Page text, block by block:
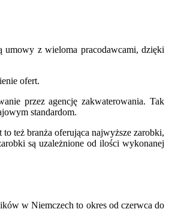
umowy z wieloma pracodawcami, dzięki
ofert.
przez agencję zakwaterowania. Tak
standardom.
też branża oferująca najwyższe zarobki,
są uzależnione od ilości wykonanej
w Niemczech to okres od czerwca do